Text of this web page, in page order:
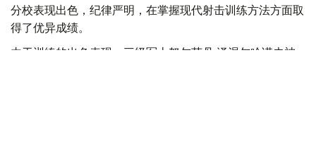
分校表现出色，纪律严明，在掌握现代射击训练方法方面取
得了优异成绩。
由于训练的出色表现，三级军士努尔苏丹·泽涅尔哈诺夫被